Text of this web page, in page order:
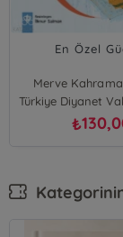
En Özel
Merve
₺